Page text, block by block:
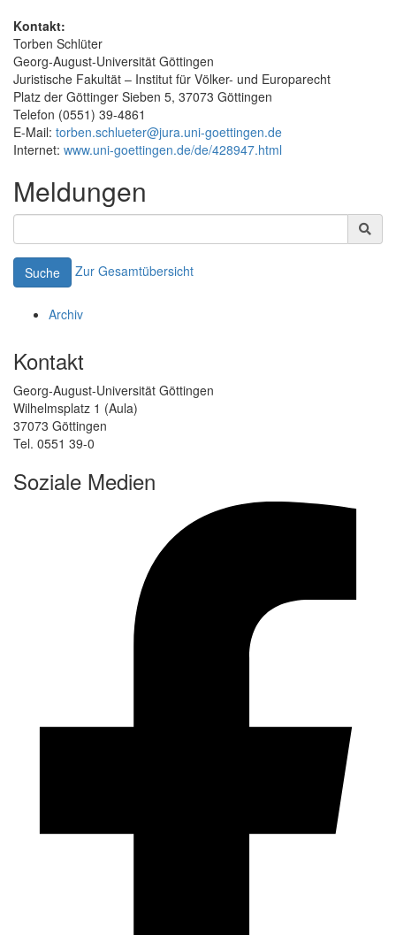
Kontakt:
Torben Schlüter
Georg-August-Universität Göttingen
Juristische Fakultät – Institut für Völker- und Europarecht
Platz der Göttinger Sieben 5, 37073 Göttingen
Telefon (0551) 39-4861
E-Mail: torben.schlueter@jura.uni-goettingen.de
Internet: www.uni-goettingen.de/de/428947.html
Meldungen
Suche Zur Gesamtübersicht
Archiv
Kontakt
Georg-August-Universität Göttingen
Wilhelmsplatz 1 (Aula)
37073 Göttingen
Tel. 0551 39-0
Soziale Medien